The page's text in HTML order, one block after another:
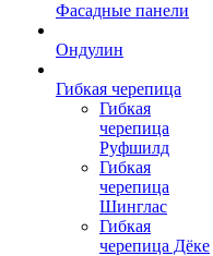
Фасадные панели
Ондулин
Гибкая черепица
Гибкая
черепица
Руфшилд
Гибкая
черепица
Шинглас
Гибкая
черепица Дёке